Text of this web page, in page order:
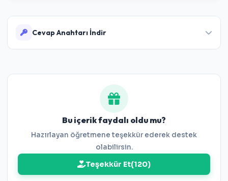
Cevap Anahtarı İndir
Bu içerik faydalı oldu mu?
Hazırlayan öğretmene teşekkür ederek destek
olabilirsin.
Teşekkür Et(120)